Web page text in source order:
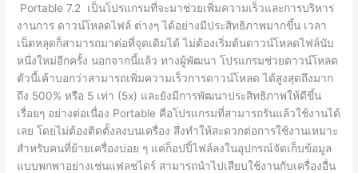
Portable 7.2 เป็นโปรแกรมที่จะมาช่วยเพิ่มความเร็วและการบริหาร
งานการ ดาวน์โหลดไฟล์ ต่างๆ ได้อย่างมีประสิทธิภาพมากขึ้น เวลา
เน็ตหลุดก็สามารถมาต่อที่จุดเดิมได้ ไม่ต้องเริ่มต้นดาวน์โหลดไฟล์นับ
หนึ่งใหม่อีกครั้ง นอกจากนี้แล้ว ทางผู้พัฒนา โปรแกรมช่วยดาวน์โหลด
ตัวนี้เค้าบอกว่าสามารถเพิ่มความเร็วการดาวน์โหลด ได้สูงสุดถึงมาก
ถึง 500% หรือ 5 เท่า (5x) และยังมีการพัฒนาประสิทธิภาพให้ดีขึ้น
เรื่อยๆ อย่างต่อเนื่อง Portable คือโปรแกรมที่สามารถรันแล้วใช้งานได้
เลย โดยไม่ต้องติดตั้งลงบนเครื่อง สึ่งทำให้สะดวกต่อการใช้งานเหมาะ
สำหรับคนที่ย้ายเครื่องบ่อย ๆ แค่ก็อปปี้ไฟล์ลงในอุปกรณ์จัดเก็บข้อมูล
แบบพกพาอย่างเช่นแฟลชไดร์ สามารถนำไปเสียบใช้งานกับเครื่องอื่น